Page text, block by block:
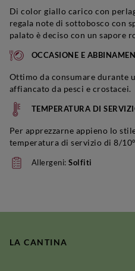
Di color giallo carico con
regala note di sottobosco con
palato è deciso con un sapore
OCCASIONE E
Ottimo da consumare durante
affiancato da pesci e crostacei.
TEMPERATURA DI
Per apprezzarne appieno lo
temperatura di servizio di 8/
Allergeni:Solfiti
LA CANTINA